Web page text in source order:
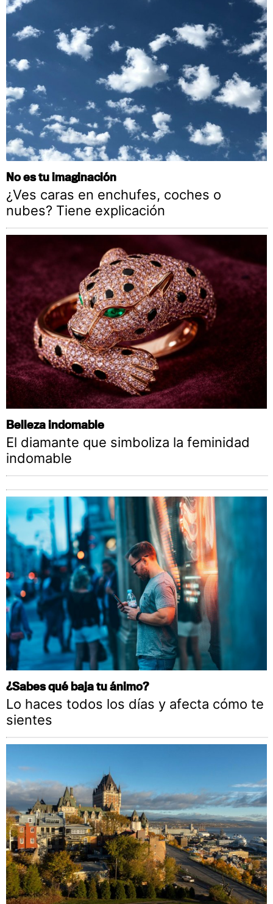
No es tu imaginación
¿Ves caras en enchufes, coches o
nubes? Tiene explicación
Belleza indomable
El diamante que simboliza la feminidad
indomable
¿Sabes qué baja tu ánimo?
Lo haces todos los días y afecta cómo te
sientes